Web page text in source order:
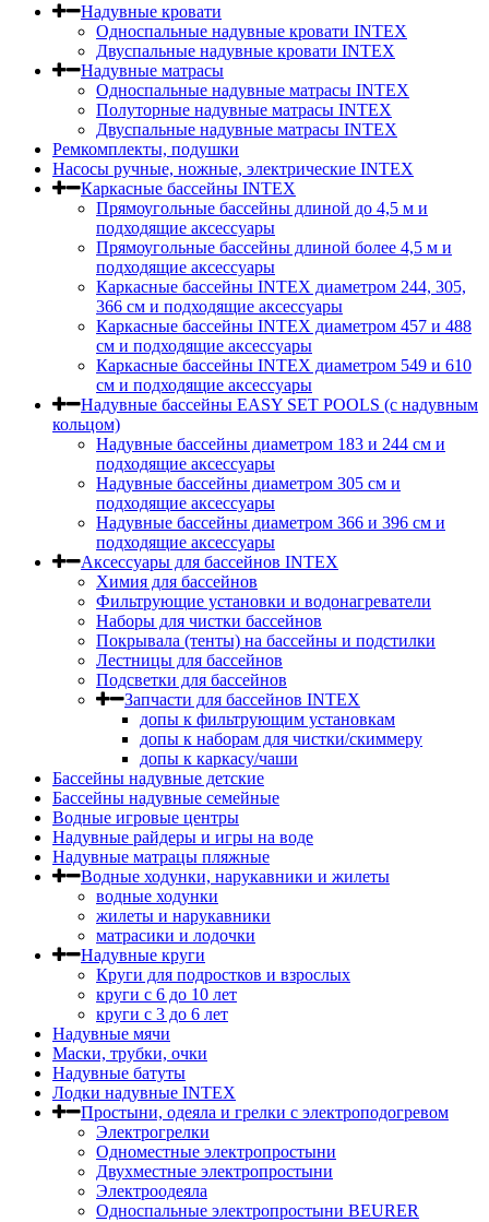
Надувные кровати
Односпальные надувные кровати INTEX
Двуспальные надувные кровати INTEX
Надувные матрасы
Односпальные надувные матрасы INTEX
Полуторные надувные матрасы INTEX
Двуспальные надувные матрасы INTEX
Ремкомплекты, подушки
Насосы ручные, ножные, электрические INTEX
Каркасные бассейны INTEX
Прямоугольные бассейны длиной до 4,5 м и
подходящие аксессуары
Прямоугольные бассейны длиной более 4,5 м и
подходящие аксессуары
Каркасные бассейны INTEX диаметром 244, 305,
366 см и подходящие аксессуары
Каркасные бассейны INTEX диаметром 457 и 488
cм и подходящие аксессуары
Каркасные бассейны INTEX диаметром 549 и 610
см и подходящие аксессуары
Надувные бассейны EASY SET POOLS (с надувным
кольцом)
Надувные бассейны диаметром 183 и 244 см и
подходящие аксессуары
Надувные бассейны диаметром 305 см и
подходящие аксессуары
Надувные бассейны диаметром 366 и 396 см и
подходящие аксессуары
Аксессуары для бассейнов INTEX
Химия для бассейнов
Фильтрующие установки и водонагреватели
Наборы для чистки бассейнов
Покрывала (тенты) на бассейны и подстилки
Лестницы для бассейнов
Подсветки для бассейнов
Запчасти для бассейнов INTEX
допы к фильтрующим установкам
допы к наборам для чистки/скиммеру
допы к каркасу/чаши
Бассейны надувные детские
Бассейны надувные семейные
Водные игровые центры
Надувные райдеры и игры на воде
Надувные матрацы пляжные
Водные ходунки, нарукавники и жилеты
водные ходунки
жилеты и нарукавники
матрасики и лодочки
Надувные круги
Круги для подростков и взрослых
круги с 6 до 10 лет
круги c 3 до 6 лет
Надувные мячи
Маски, трубки, очки
Надувные батуты
Лодки надувные INTEX
Простыни, одеяла и грелки с электроподогревом
Электрогрелки
Одноместные электропростыни
Двухместные электропростыни
Электроодеяла
Односпальные электропростыни BEURER